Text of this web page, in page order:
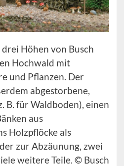
Höhen von Busch
Hochwald mit
und Pflanzen. Der
abgestorbene,
B. für Waldboden), einen
aus
Holzpflöcke als
zur Abzäunung, zwei
weitere Teile. © Busch